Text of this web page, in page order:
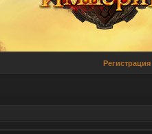
Регистрация